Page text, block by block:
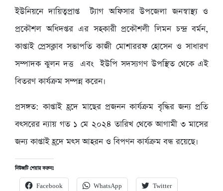
ইউনিয়নে দায়িত্বপ্রাপ্ত ট্যাগ অফিসার উপজেলা জনস্বাস্থ্য ও
প্রকৌশল অধিদপ্তর এর সহকারী প্রকৌশলী লিমন চন্দ্র বর্মন,
কাপ্তাই প্রেসক্লাব সভাপতি কাজী মোশাররফ হোসেন ও সাধারণ
সম্পাদক ঝুলন দত্ত এবং ইউপি সদস্যগণ উপস্থিত থেকে এই
বিতরণ কার্যক্রম সম্পন্ন করেন।
প্রসঙ্গত: কাপ্তাই হ্রদে মাছের প্রজনন কার্যক্রম বৃদ্ধির জন্য প্রতি
বৎসরের ন্যায় গত ১ মে ২০২৪ তারিখ থেকে আগামী ৩ মাসের
জন্য কাপ্তাই হ্রদে মৎস আহরন ও বিপণন কার্যক্রম বন্ধ রয়েছে।
নিউজটি শেয়ার করুনঃ
Facebook WhatsApp Twitter